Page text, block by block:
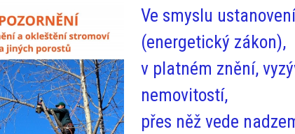
Ve smyslu
(energetický zákon),
v platném znění,
nemovitostí,
přes něž vede